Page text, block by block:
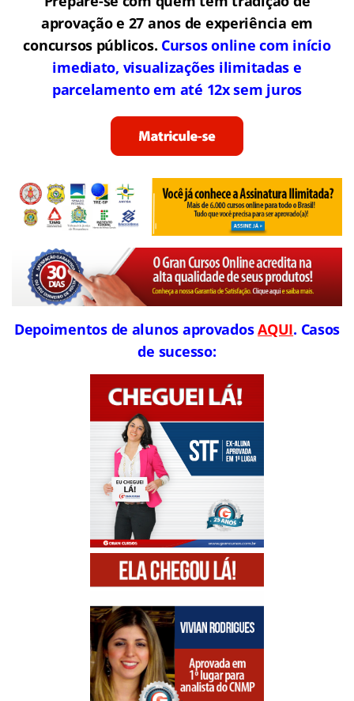
aprovação e 27 anos de experiência em
concursos públicos. Cursos online com início
imediato, visualizações ilimitadas e
parcelamento em até 12x sem juros
Depoimentos de alunos aprovadosAQUI. Casos
de sucesso: